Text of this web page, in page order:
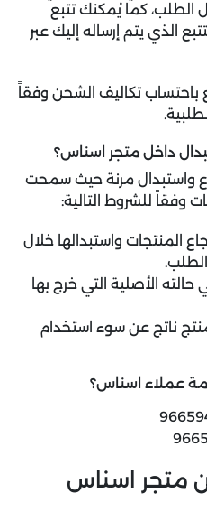
الطلب، كما يُمكنك تتبع
الذي يتم إرساله إليك عبر
باحتساب تكاليف الشحن وفقاً
داخل متجر اسناس؟
واستبدال مرنة حيث سمحت
وفقاً للشروط التالية:
المنتجات واستبدالها خلال
الأصلية التي خرج بها
ناتج عن سوء استخدام
عملاء اسناس؟
متجر اسناس